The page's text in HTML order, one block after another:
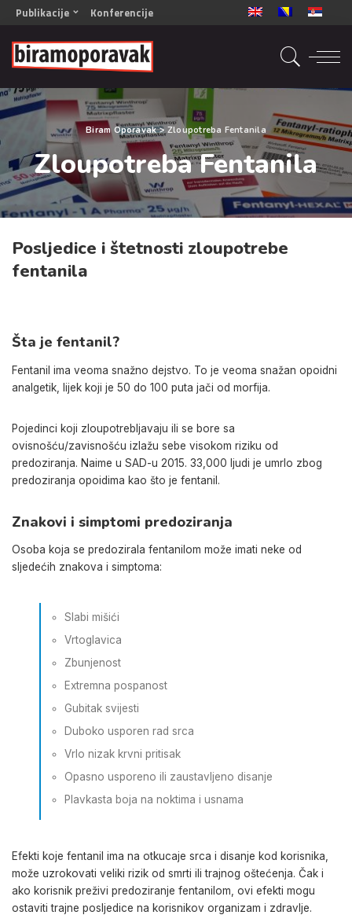
Publikacije
OPORAVAK- Naš zajednički cilj BiH/CG
OPORAVAK- Naš zajednički cilj SRB
RECOVERY- Our common goal ENG
OPORAVAK- Naš zajednički cilj 2
Mala knjiga vještina
Šta ne raditi
Radna sveska za oporavak
Konferencije
Biram Oporavak>Zloupotreba Fentanila
Zloupotreba Fentanila
Posljedice i štetnosti zloupotrebe
fentanila
Šta je fentanil?
Fentanil ima veoma snažno dejstvo. To je veoma snažan opoidni
analgetik, lijek koji je 50 do 100 puta jači od morfija.
Pojedinci koji zloupotrebljavaju ili se bore sa
ovisnošću/zavisnošću izlažu sebe visokom riziku od
predoziranja. Naime u SAD-u 2015. 33,000 ljudi je umrlo zbog
predoziranja opoidima kao što je fentanil.
Znakovi i simptomi predoziranja
Osoba koja se predozirala fentanilom može imati neke od
sljedećih znakova i simptoma:
Slabi mišići
Vrtoglavica
Zbunjenost
Extremna pospanost
Gubitak svijesti
Duboko usporen rad srca
Vrlo nizak krvni pritisak
Opasno usporeno ili zaustavljeno disanje
Plavkasta boja na noktima i usnama
Efekti koje fentanil ima na otkucaje srca i disanje kod korisnika,
može uzrokovati veliki rizik od smrti ili trajnog oštećenja. Čak i
ako korisnik preživi predoziranje fentanilom, ovi efekti mogu
ostaviti trajne posljedice na korisnikov organizam i zdravlje.